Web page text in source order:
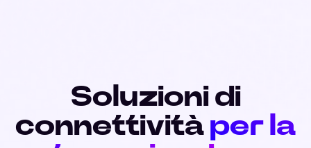
Soluzioni di
connettività per la